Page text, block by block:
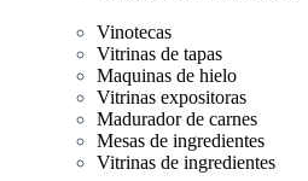
Vinotecas
Vitrinas de tapas
Maquinas de hielo
Vitrinas expositoras
Madurador de carnes
Mesas de ingredientes
Vitrinas de ingredientes